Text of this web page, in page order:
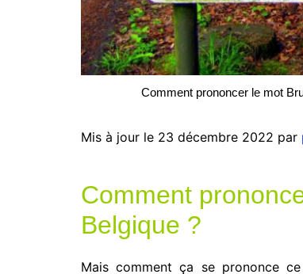
Comment prononcer le mot
Mis à jour le 23 décembre 2022 par
Comment
Belgique ?
Mais comment ça se prononce